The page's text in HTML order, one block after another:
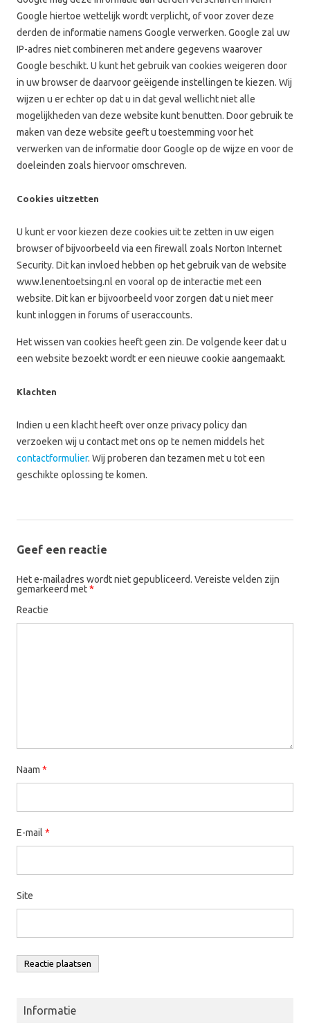
Google hiertoe wettelijk wordt verplicht, of voor zover deze
derden de informatie namens Google verwerken. Google zal uw
IP-adres niet combineren met andere gegevens waarover
Google beschikt. U kunt het gebruik van cookies weigeren door
in uw browser de daarvoor geëigende instellingen te kiezen. Wij
wijzen u er echter op dat u in dat geval wellicht niet alle
mogelijkheden van deze website kunt benutten. Door gebruik te
maken van deze website geeft u toestemming voor het
verwerken van de informatie door Google op de wijze en voor de
doeleinden zoals hiervoor omschreven.
Cookies uitzetten
U kunt er voor kiezen deze cookies uit te zetten in uw eigen
browser of bijvoorbeeld via een firewall zoals Norton Internet
Security. Dit kan invloed hebben op het gebruik van de website
www.lenentoetsing.nl en vooral op de interactie met een
website. Dit kan er bijvoorbeeld voor zorgen dat u niet meer
kunt inloggen in forums of useraccounts.
Het wissen van cookies heeft geen zin. De volgende keer dat u
een website bezoekt wordt er een nieuwe cookie aangemaakt.
Klachten
Indien u een klacht heeft over onze privacy policy dan
verzoeken wij u contact met ons op te nemen middels het
contactformulier. Wij proberen dan tezamen met u tot een
geschikte oplossing te komen.
Geef een reactie
Het e-mailadres wordt niet gepubliceerd. Vereiste velden zijn
gemarkeerd met*
Reactie
Naam *
E-mail *
Site
Informatie